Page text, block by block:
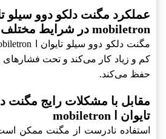
عملکرد مگنت دلکو دوو سیلو
mobiletron در شرایط مختلف
کم و زیاد کار می‌کند و تحت فشارهای
حفظ می‌کند.
مقابل با مشکلات رایج مگنت
تایوان ا mobiletron
استفاده نادرست از مگنت ممکن